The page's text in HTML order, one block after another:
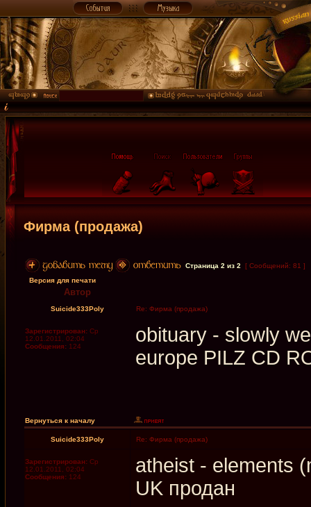
Фирма (продажа)
Страница 2 из 2
[ Сообщений: 81 ]
Версия для печати
Автор
Suicide333Poly Re: Фирма (продажа)
Зарегистрирован: Ср
12.01.2011, 02:04
Сообщения: 124
obituary - slowly
europe PILZ CD
Вернуться к началу
Suicide333Poly Re: Фирма (продажа)
Зарегистрирован: Ср
12.01.2011, 02:04
Сообщения: 124
atheist - elements
UK продан